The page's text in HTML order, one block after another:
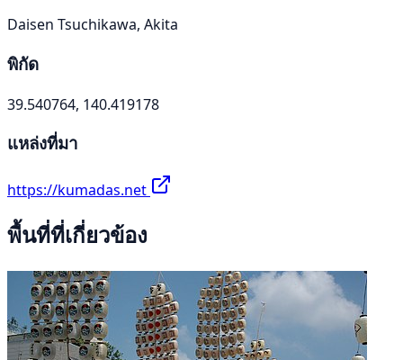
Daisen Tsuchikawa, Akita
พิกัด
39.540764, 140.419178
แหล่งที่มา
https://kumadas.net
พื้นที่ที่เกี่ยวข้อง